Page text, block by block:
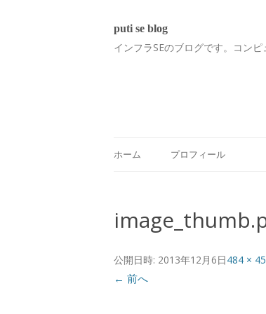
puti se blog
インフラSEのブログです。コンピ
ホーム プロフィール
公開日時: 2013年12月6日484 ×
← 前へ